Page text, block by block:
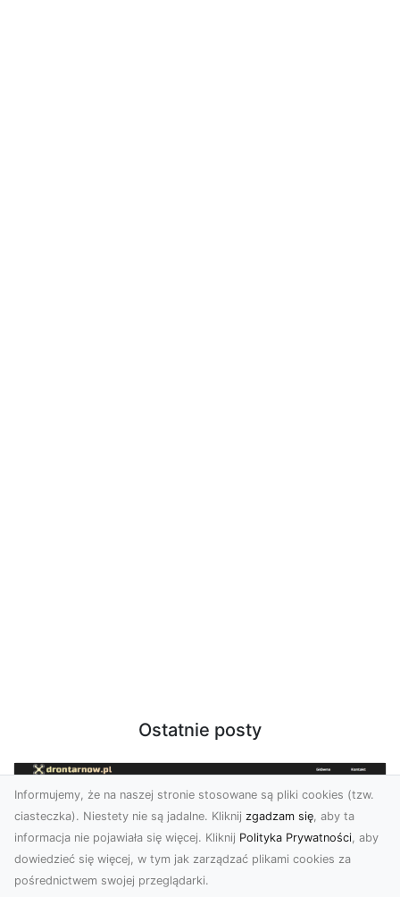
Ostatnie posty
Informujemy, że na naszej stronie stosowane są pliki cookies (tzw.
ciasteczka). Niestety nie są jadalne. Kliknij zgadzam się, aby ta
informacja nie pojawiała się więcej. Kliknij Polityka Prywatności, aby
dowiedzieć się więcej, w tym jak zarządzać plikami cookies za
pośrednictwem swojej przeglądarki.